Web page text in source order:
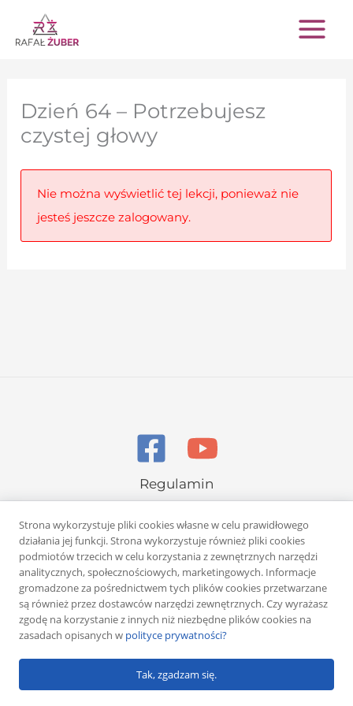
Przejdź
do
Dzień 64 – Potrzebujesz
czystej głowy
Nie można wyświetlić tej lekcji, ponieważ nie
jesteś jeszcze zalogowany.
Regulamin
Copyright © 2026 Rafał Żuber
Strona wykorzystuje pliki cookies własne w celu prawidłowego
działania jej funkcji. Strona wykorzystuje również pliki cookies
podmiotów trzecich w celu korzystania z zewnętrznych narzędzi
analitycznych, społecznościowych, marketingowych. Informacje
gromadzone za pośrednictwem tych plików cookies przetwarzane
są również przez dostawców narzędzi zewnętrznych. Czy wyrażasz
zgodę na korzystanie z innych niż niezbędne plików cookies na
zasadach opisanych w polityce prywatności?
Tak, zgadzam się.